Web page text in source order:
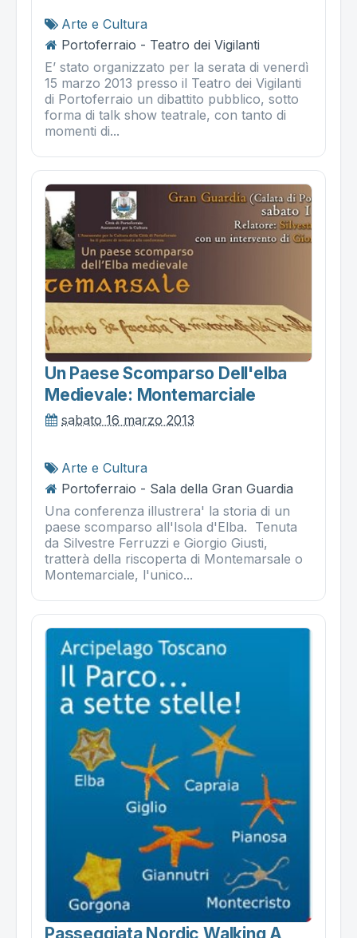
Arte e Cultura
Portoferraio - Teatro dei Vigilanti
E’ stato organizzato per la serata di venerdì
15 marzo 2013 presso il Teatro dei Vigilanti
di Portoferraio un dibattito pubblico, sotto
forma di talk show teatrale, con tanto di
momenti di...
Un Paese Scomparso Dell'elba
Medievale: Montemarciale
sabato 16 marzo 2013
Arte e Cultura
Portoferraio - Sala della Gran Guardia
Una conferenza illustrera' la storia di un
paese scomparso all'Isola d'Elba. Tenuta
da Silvestre Ferruzzi e Giorgio Giusti,
tratterà della riscoperta di Montemarsale o
Montemarciale, l'unico...
Passeggiata Nordic Walking A